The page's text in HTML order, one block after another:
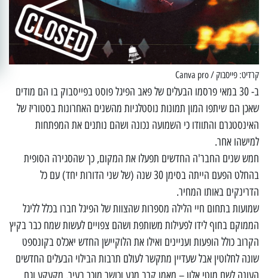
קרדיט: פייסבוק / Canva pro
ב- 30 במאי פרסמו הבעלים של פאב הפיגל פוסט בפייסבוק בו הם מודים
שאכן הם שיתפו המון תמונות נוסטלגיות מהשנים האחרונות בסטוריז של
האינסטגרם והתוודו כי השמועה נכונה ושהם נותנים את המפתחות
למישהו אחר.
חמש שנים החבר'ה החדשים תפעלו את המקום, כך שהסגירה הסופית
בהחלט הפעם הייתה בסימן 30 שנה (של שני הדורות יחד) עם כל
הדרינקים באותו המחיר.
שמועות בתחום חיי הלילה מספרות שהצוות של הפיגל חברו בכלל לליגל
הממוקם בחוף לידו לפעילות משותפת ושהם צפויים לעשות שמח כבר בקיץ
הקרוב כולל הופעות ועניינים ואילו את הלוקיישן החדש יאכלס בקונספט
שונה לחלוטין אבל שעדיין מתקשר לעולם תרבות הבילוי הבעלים החדשים
העונה לשם מוטי אלון – מאמן קרב מגע וכושר מוכר בעיר, מקעקע וגם